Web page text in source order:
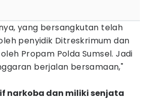
yang bersangkutan telah
penyidik Ditreskrimum dan
Propam Polda Sumsel. Jadi
berjalan bersamaan,"
narkoba dan miliki senjata